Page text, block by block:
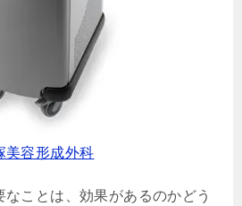
美容形成外科
ことは、効果があるのかどう